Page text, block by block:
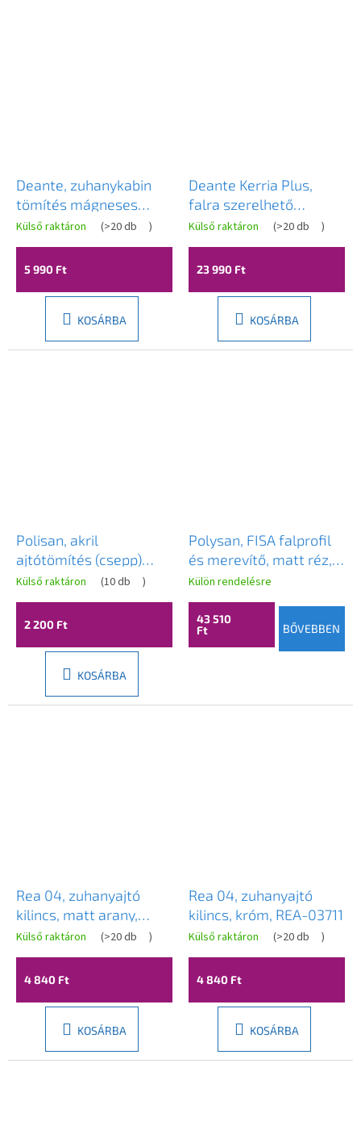
Deante, zuhanykabin
tömítés mágneses
5mm, XKCF2UN50
Külső raktáron (>20 db )
5 990 Ft
KOSÁRBA
Deante Kerria Plus,
falra szerelhető
tágulási profil, falra
szerelhető, króm, DEA-
KTS_022X
Külső raktáron (>20 db )
23 990 Ft
KOSÁRBA
Polisan, akril
ajtótömítés (csepp)
hossza 1000 mm 6
mm-es üveghez, 309D-
06
Külső raktáron (10 db )
2 200 Ft
KOSÁRBA
Polysan, FISA falprofil
és merevítő, matt réz,
FS8052
Külön rendelésre
43 510
Ft
BŐVEBBEN
Rea 04, zuhanyajtó
kilincs, matt arany,
REA-03710
Külső raktáron (>20 db )
4 840 Ft
KOSÁRBA
Rea 04, zuhanyajtó
kilincs, króm, REA-03711
Külső raktáron (>20 db )
4 840 Ft
KOSÁRBA